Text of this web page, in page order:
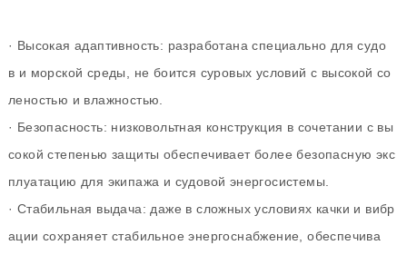
· Высокая адаптивность: разработана специально для судо
в и морской среды, не боится суровых условий с высокой со
леностью и влажностью.
· Безопасность: низковольтная конструкция в сочетании с вы
сокой степенью защиты обеспечивает более безопасную экс
плуатацию для экипажа и судовой энергосистемы.
· Стабильная выдача: даже в сложных условиях качки и вибр
ации сохраняет стабильное энергоснабжение, обеспечива